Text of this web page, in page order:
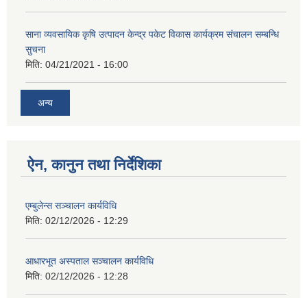
साना व्यवसायिक कृषि उत्पादन केन्द्र पकेट विकास कार्यक्रम संचालन सम्बन्धि
सुचना
मिति: 04/21/2021 - 16:00
अन्य
ऐन, कानुन तथा निर्देशिका
एम्बुलेन्स सञ्चालन कार्यविधि
मिति: 02/12/2026 - 12:29
आधारभूत अस्पताल सञ्चालन कार्यविधि
मिति: 02/12/2026 - 12:28